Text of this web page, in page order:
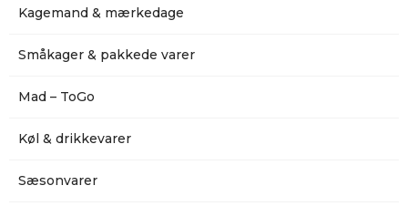
Kagemand & mærkedage
Småkager & pakkede varer
Mad – ToGo
Køl & drikkevarer
Sæsonvarer